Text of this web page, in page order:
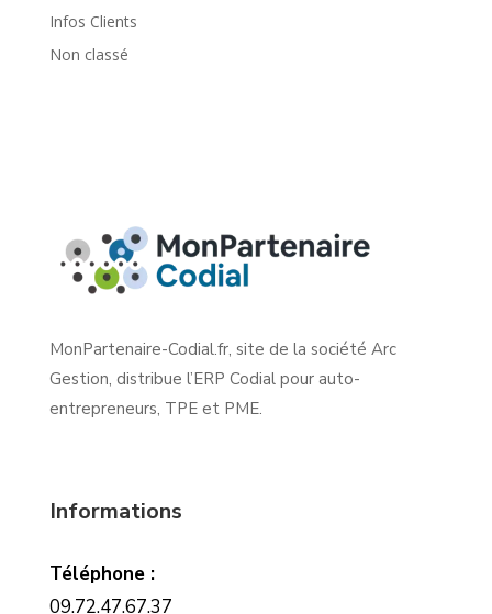
Infos Clients
Non classé
MonPartenaire-Codial.fr, site de la société Arc
Gestion, distribue l’ERP Codial pour auto-
entrepreneurs, TPE et PME.
Informations
Téléphone :
09.72.47.67.37